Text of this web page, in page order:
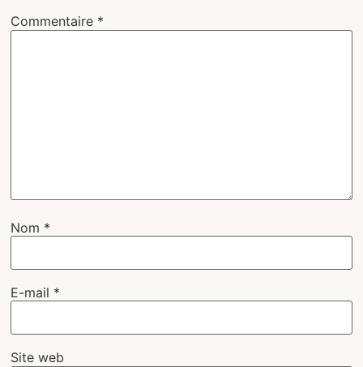
Commentaire *
Nom *
E-mail *
Site web